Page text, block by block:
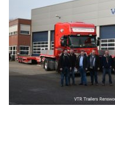
Garage
Trailers
Torpedo